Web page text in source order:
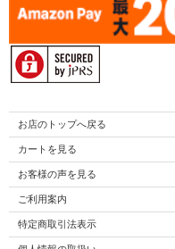
お店のトップへ戻る
カートを見る
お客様の声を見る
ご利用案内
特定商取引法表示